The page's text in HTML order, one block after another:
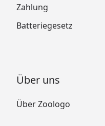
Zahlung
Batteriegesetz
Über uns
Über Zoologo